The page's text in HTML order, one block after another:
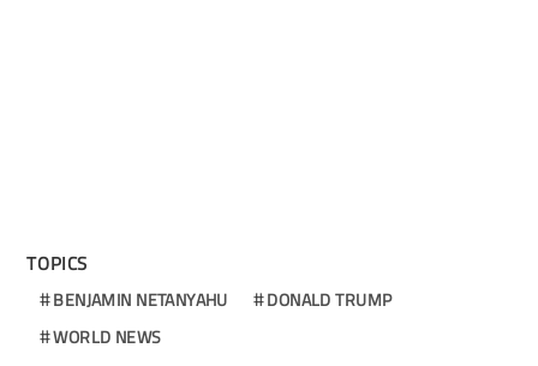
TOPICS
BENJAMIN NETANYAHU
DONALD TRUMP
WORLD NEWS